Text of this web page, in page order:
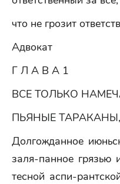
что не грозит
Адвокат
Г Л А В А 1
ВСЕ ТОЛЬКО
ПЬЯНЫЕ
Долгожданное
заля-панное грязью
тесной аспи-